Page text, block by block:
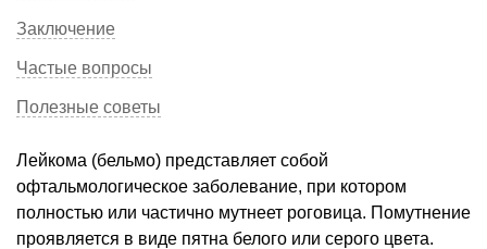
Заключение
Частые вопросы
Полезные советы
Лейкома (бельмо) представляет собой
офтальмологическое заболевание, при котором
полностью или частично мутнеет роговица. Помутнение
проявляется в виде пятна белого или серого цвета.